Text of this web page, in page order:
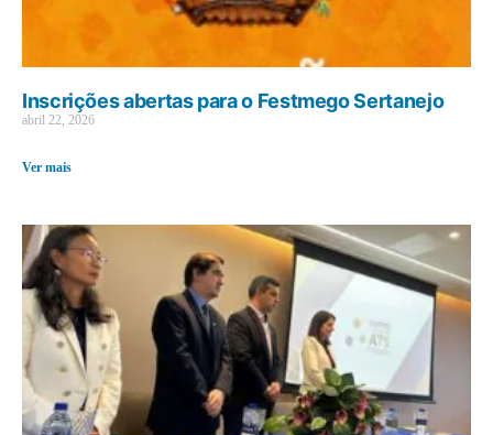
Inscrições abertas para o Festmego Sertanejo
abril 22, 2026
Ver mais